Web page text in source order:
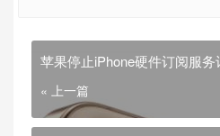
苹果停止iPhone硬件订阅服务
« 上一篇